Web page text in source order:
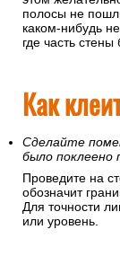
полосы не
каком-нибудь
где часть
Как
Сделайте
было поклеено
Проведите на
обозначит
Для точности
или уровень.